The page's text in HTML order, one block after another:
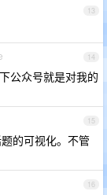
13
14
公众号就是对我的
15
的可视化。不管
16